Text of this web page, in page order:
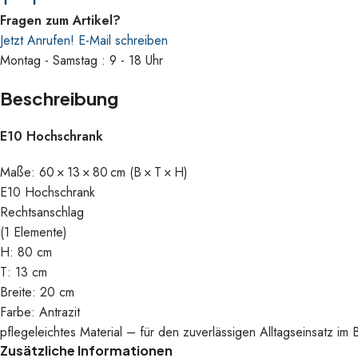
Fragen zum Artikel?
Jetzt Anrufen! E-Mail schreiben
Montag - Samstag : 9 - 18 Uhr
Beschreibung
E10 Hochschrank
Maße: 60 × 13 × 80 cm (B × T × H)
E10 Hochschrank
Rechtsanschlag
(1 Elemente)
H: 80 cm
T: 13 cm
Breite: 20 cm
Farbe: Antrazit
pflegeleichtes Material – für den zuverlässigen Alltagseinsatz im
Zusätzliche Informationen